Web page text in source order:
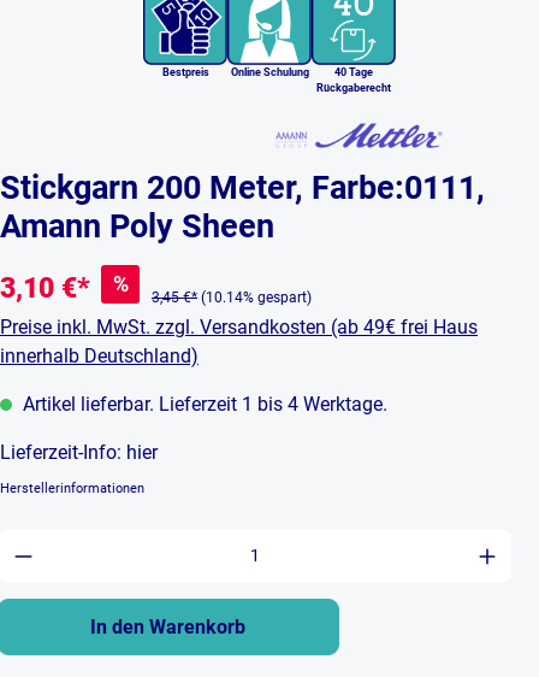
Bestpreis Online Schulung
40 Tage
Rückgaberecht
Stickgarn 200 Meter, Farbe:0111,
Amann Poly Sheen
3,10 €* %
3,45 €* (10.14% gespart)
Preise inkl. MwSt. zzgl. Versandkosten (ab 49€ frei Haus
innerhalb Deutschland)
Artikel lieferbar. Lieferzeit 1 bis 4 Werktage.
Lieferzeit-Info: hier
Herstellerinformationen
Anzahl: Gib den gewünschten Wert
In den Warenkorb